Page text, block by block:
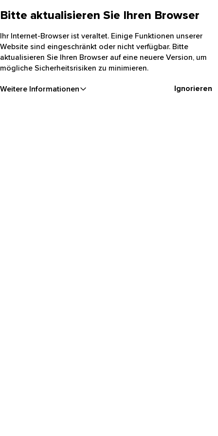
Bitte aktualisieren Sie Ihren Browser
Ihr Internet-Browser ist veraltet. Einige Funktionen unserer
Website sind eingeschränkt oder nicht verfügbar. Bitte
aktualisieren Sie Ihren Browser auf eine neuere Version, um
mögliche Sicherheitsrisiken zu minimieren.
Weitere Informationen Ignorieren